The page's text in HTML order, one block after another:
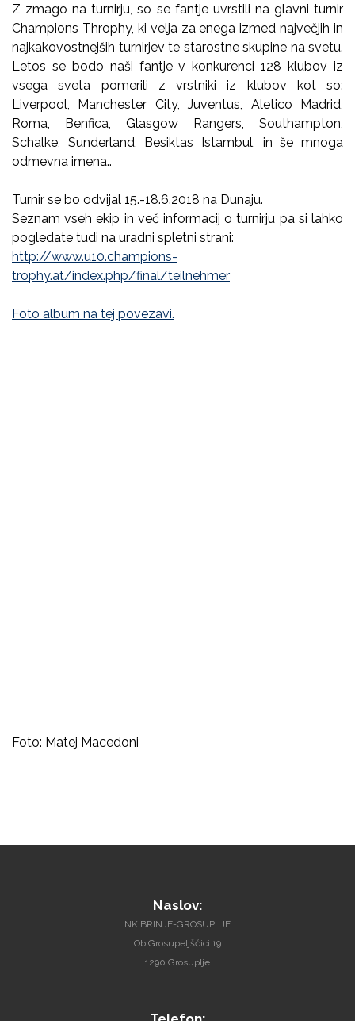
Z zmago na turnirju, so se fantje uvrstili na glavni turnir
Champions Throphy, ki velja za enega izmed največjih in
najkakovostnejših turnirjev te starostne skupine na svetu.
Letos se bodo naši fantje v konkurenci 128 klubov iz
vsega sveta pomerili z vrstniki iz klubov kot so:
Liverpool, Manchester City, Juventus, Aletico Madrid,
Roma, Benfica, Glasgow Rangers, Southampton,
Schalke, Sunderland, Besiktas Istambul, in še mnoga
odmevna imena..
Turnir se bo odvijal 15.-18.6.2018 na Dunaju.
Seznam vseh ekip in več informacij o turnirju pa si lahko
pogledate tudi na uradni spletni strani:
http://www.u10.champions-
trophy.at/index.php/final/teilnehmer
Foto album na tej povezavi.
Foto: Matej Macedoni
Naslov:
NK BRINJE-GROSUPLJE
Ob Grosupeljščici 19
1290 Grosuplje